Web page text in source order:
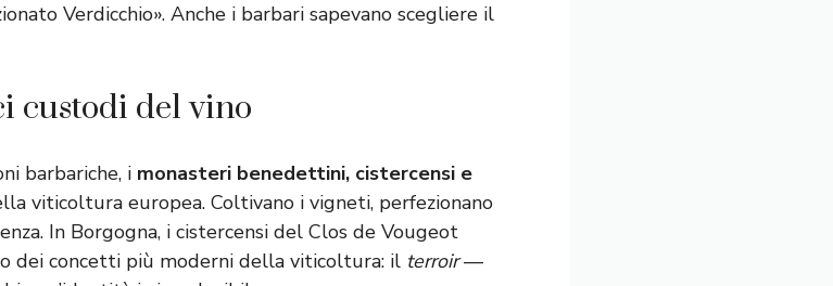
Verdicchio». Anche i barbari sapevano scegliere il
custodi del vino
barbariche, i monasteri benedettini, cistercensi e
viticoltura europea. Coltivano i vigneti, perfezionano
In Borgogna, i cistercensi del Clos de Vougeot
dei concetti più moderni della viticoltura: il terroir—